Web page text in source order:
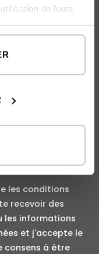
de leurs
j'accepte d'être
les conditions
recevoir des
les informations
et j'accepte le
consens à être